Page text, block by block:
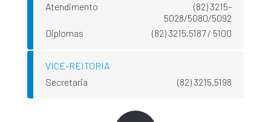
Atendimento
(82) 3215-
5028/5080/5092
Diplomas
(82) 3215.5187 / 5100
VICE-REITORIA
Secretaria
(82) 3215.5198